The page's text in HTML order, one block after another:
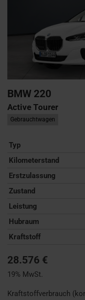
BMW 220
Active Tourer
Gebrauchtwagen
Typ
Kilometerstand
Erstzulassung
Zustand
Leistung
Hubraum
Kraftstoff
28.576 €
19% MwSt.
Kraftstoffverbrauch